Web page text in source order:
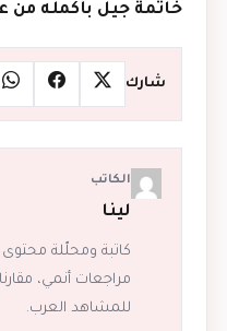
خاتمة جيل بأكمله من
شارك
الكاتب
لينا
كاتبة ومحلّلة
مراجعات أنمي،
للمشاهد العرب.